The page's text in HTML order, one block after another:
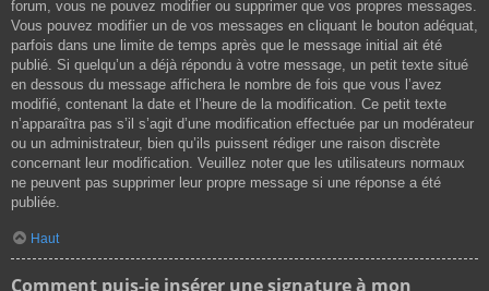
forum, vous ne pouvez modifier ou supprimer que vos propres messages.
Vous pouvez modifier un de vos messages en cliquant le bouton adéquat,
parfois dans une limite de temps après que le message initial ait été
publié. Si quelqu’un a déjà répondu à votre message, un petit texte situé
en dessous du message affichera le nombre de fois que vous l’avez
modifié, contenant la date et l’heure de la modification. Ce petit texte
n’apparaîtra pas s’il s’agit d’une modification effectuée par un modérateur
ou un administrateur, bien qu’ils puissent rédiger une raison discrète
concernant leur modification. Veuillez noter que les utilisateurs normaux
ne peuvent pas supprimer leur propre message si une réponse a été
publiée.
Haut
Comment puis-je insérer une signature à mon